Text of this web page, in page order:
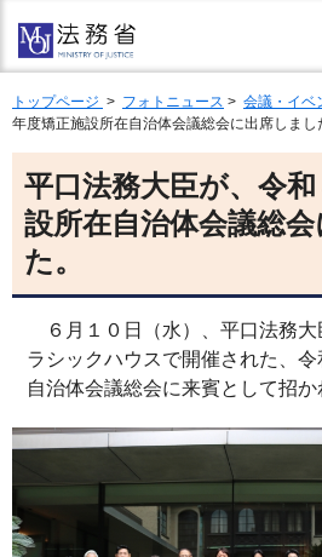
トップページ > フォトニュース > 会議・イベ
年度矯正施設所在自治体会議総会に出席しまし
平口法務大臣が、令
設所在自治体会議総
た。
６月１０日（水）、平口法務大
ラシックハウスで開催された、
自治体会議総会に来賓として招か